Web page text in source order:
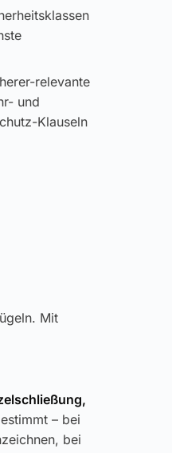
relevante
und
Klauseln
Mit
– bei
bei